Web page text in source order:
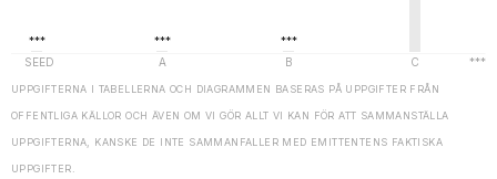
UPPGIFTERNA I TABELLERNA OCH DIAGRAMMEN BASERAS PÅ UPPGIFTER FRÅN
OFFENTLIGA KÄLLOR OCH ÄVEN OM VI GÖR ALLT VI KAN FÖR ATT SAMMANSTÄLLA
UPPGIFTERNA, KANSKE DE INTE SAMMANFALLER MED EMITTENTENS FAKTISKA
UPPGIFTER.